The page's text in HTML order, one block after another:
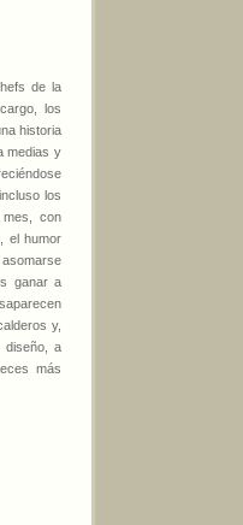
de la
los
historia
medias y
los
mes, con
el humor
ganar a
y,
diseño, a
más